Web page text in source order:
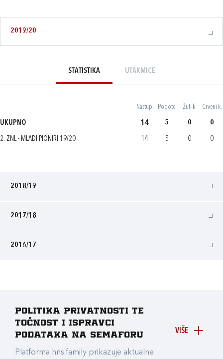
2019/20
STATISTIKA UTAKMICE
Nastupi Pogotci Žuti k. Crveni k.
UKUPNO 14 5 0 0
2. ZNL - MLAĐI PIONIRI 19/20 14 5 0 0
2018/19
2017/18
2016/17
VIŠE
Politika privatnosti te
točnost i ispravci
podataka na Semaforu
Platforma hns.family prikazuje aktualne